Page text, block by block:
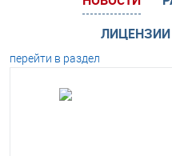
ЛИЦЕНЗИИ
перейти в раздел